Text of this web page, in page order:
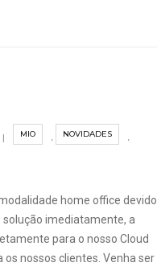
| MIO , NOVIDADES ,
home office devido
solução imediatamente, a
para o nosso Cloud
nossos clientes. Venha ser